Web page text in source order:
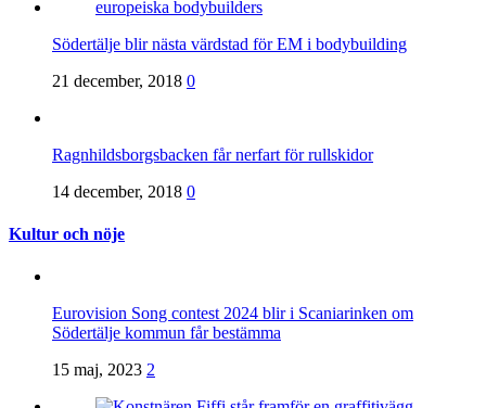
Södertälje blir nästa värdstad för EM i bodybuilding
21 december, 2018 0
Ragnhildsborgsbacken får nerfart för rullskidor
14 december, 2018 0
Kultur och nöje
Eurovision Song contest 2024 blir i Scaniarinken om
Södertälje kommun får bestämma
15 maj, 2023 2